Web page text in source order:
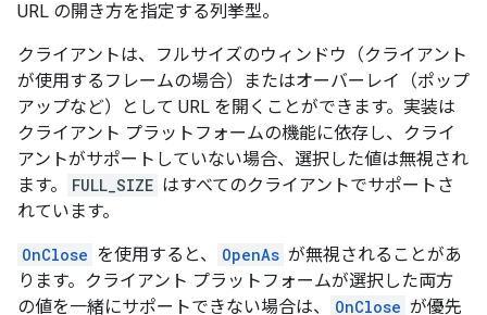
URL の開き方を指定する列挙型。
クライアントは、フルサイズのウィンドウ（クライアント
が使用するフレームの場合）またはオーバーレイ（ポップ
アップなど）として URL を開くことができます。実装は
クライアント プラットフォームの機能に依存し、クライ
アントがサポートしていない場合、選択した値は無視され
ます。
FULL_SIZE はすべてのクライアントでサポートさ
れています。
OnClose を使用すると、 OpenAs が無視されることがあ
ります。クライアント プラットフォームが選択した両方
の値を一緒にサポートできない場合は、
OnClose が優先